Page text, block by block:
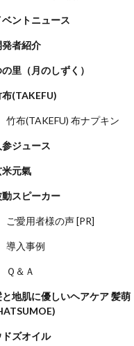
ベントニュース
発者紹介
の里（月のしずく）
布(TAKEFU)
竹布(TAKEFU) 布ナプキン
参ジュース
米元氣
動スピーカー
ご愛用者様の声 [PR]
導入事例
Ｑ＆Ａ
と地肌に優しいヘアケア 髪萌
ドズオイル